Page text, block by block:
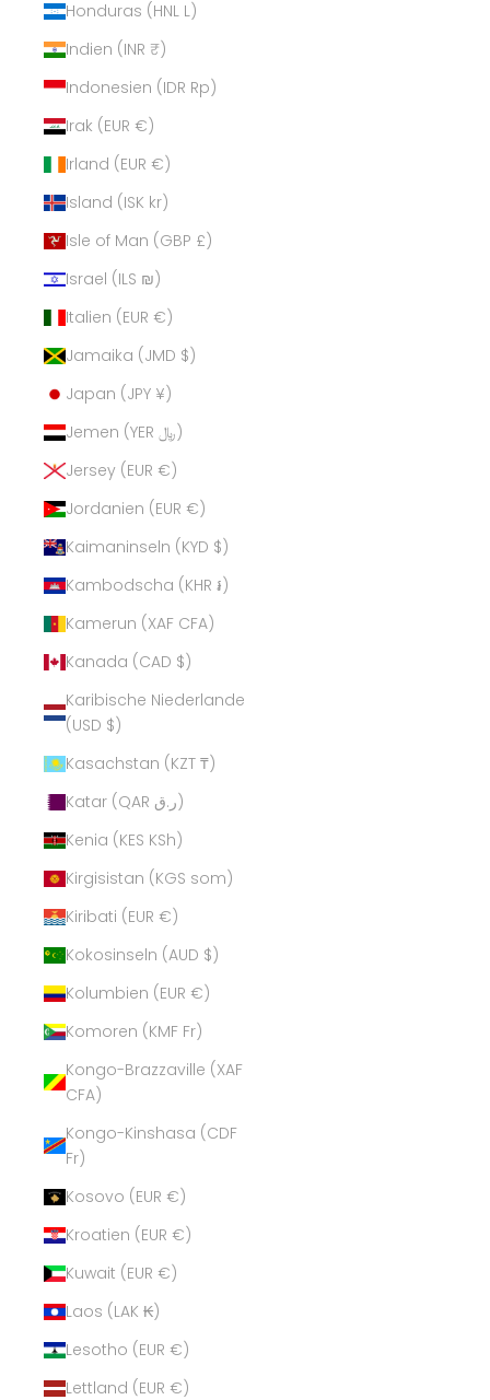
Honduras (HNL L)
Indien (INR ₹)
Indonesien (IDR Rp)
Irak (EUR €)
Irland (EUR €)
Island (ISK kr)
Isle of Man (GBP £)
Israel (ILS ₪)
Italien (EUR €)
Jamaika (JMD $)
Japan (JPY ¥)
Jemen (YER ﷼)
Jersey (EUR €)
Jordanien (EUR €)
Kaimaninseln (KYD $)
Kambodscha (KHR ៛)
Kamerun (XAF CFA)
Kanada (CAD $)
Karibische Niederlande
(USD $)
Kasachstan (KZT ₸)
Katar (QAR ر.ق)
Kenia (KES KSh)
Kirgisistan (KGS som)
Kiribati (EUR €)
Kokosinseln (AUD $)
Kolumbien (EUR €)
Komoren (KMF Fr)
Kongo-Brazzaville (XAF
CFA)
Kongo-Kinshasa (CDF
Fr)
Kosovo (EUR €)
Kroatien (EUR €)
Kuwait (EUR €)
Laos (LAK ₭)
Lesotho (EUR €)
Lettland (EUR €)